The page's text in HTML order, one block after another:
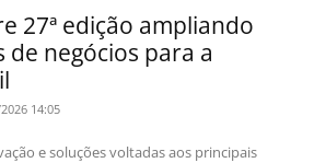
27ª edição ampliando
negócios para a
14:05
e soluções voltadas aos principais